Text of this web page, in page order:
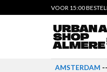
to
VOOR 15:00
AMSTERDAM --